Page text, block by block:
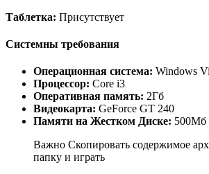
Таблетка: Присутствует
Системны требования
Операционная система: Windows
Процессор: Core i3
Оперативная память: 2Гб
Видеокарта: GeForce GT 240
Памяти на Жестком Диске: 500Мб
Важно Скопировать содержимое
папку и играть